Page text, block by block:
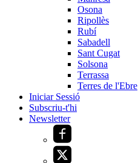
Osona
Ripollès
Rubí
Sabadell
Sant Cugat
Solsona
Terrassa
Terres de l'Ebre
Iniciar Sessió
Subscriu-t'hi
Newsletter